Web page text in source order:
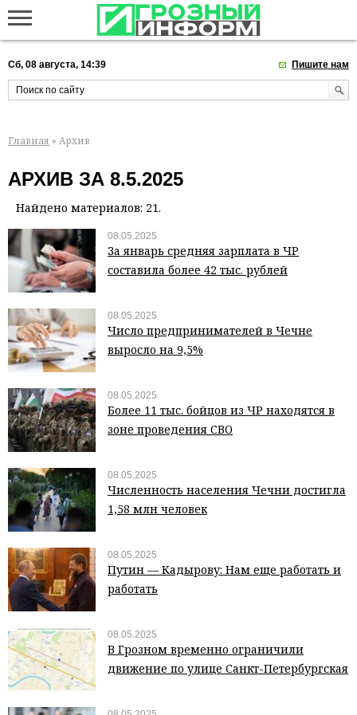
Сб, 08 августа, 14:39 Пишите нам
Главная » Архив
АРХИВ ЗА 8.5.2025
Найдено материалов: 21.
08.05.2025
За январь средняя зарплата в ЧР
составила более 42 тыс. рублей
08.05.2025
Число предпринимателей в Чечне
выросло на 9,5%
08.05.2025
Более 11 тыс. бойцов из ЧР находятся в
зоне проведения СВО
08.05.2025
Численность населения Чечни достигла
1,58 млн человек
08.05.2025
Путин — Кадырову: Нам еще работать и
работать
08.05.2025
В Грозном временно ограничили
движение по улице Санкт-Петербургская